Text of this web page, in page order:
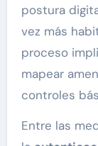
postura
vez más
proceso
mapear
controles
Entre las